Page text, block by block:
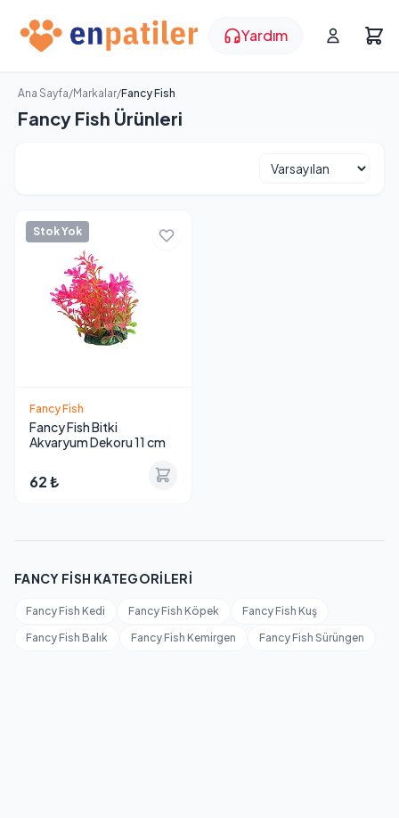
Yardım
Ana Sayfa/Markalar/Fancy Fish
Fancy Fish Ürünleri
Stok Yok
Fancy Fish
Fancy Fish Bitki
Akvaryum Dekoru 11 cm
62 ₺
FANCY FISH KATEGORILERI
Fancy Fish Kedi Fancy Fish Köpek
Fancy Fish Kuş
Fancy Fish Balık
Fancy Fish Kemirgen Fancy Fish Sürüngen